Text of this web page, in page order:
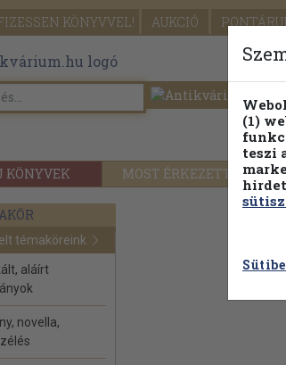
KÖNYVVEL! AUKCIÓ
KÖNYVEK MOST ÉRKEZETT
témaköreink
aláírt
novella,
(1)
teszi